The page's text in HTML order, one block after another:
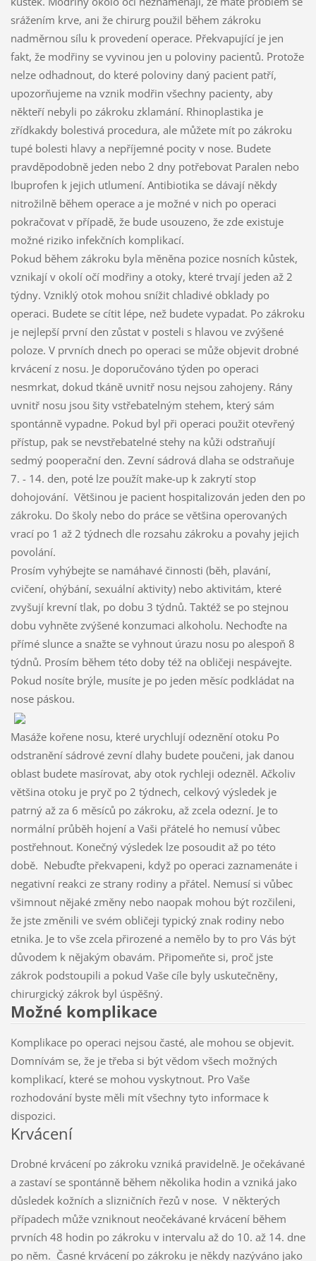
srážením krve, ani že chirurg použil během zákroku
nadměrnou sílu k provedení operace. Překvapující je jen
fakt, že modřiny se vyvinou jen u poloviny pacientů. Protože
nelze odhadnout, do které poloviny daný pacient patří,
upozorňujeme na vznik modřin všechny pacienty, aby
někteří nebyli po zákroku zklamání. Rhinoplastika je
zřídkakdy bolestivá procedura, ale můžete mít po zákroku
tupé bolesti hlavy a nepříjemné pocity v nose. Budete
pravděpodobně jeden nebo 2 dny potřebovat Paralen nebo
Ibuprofen k jejich utlumení. Antibiotika se dávají někdy
nitrožilně během operace a je možné v nich po operaci
pokračovat v případě, že bude usouzeno, že zde existuje
možné riziko infekčních komplikací.
Pokud během zákroku byla měněna pozice nosních kůstek,
vznikají v okolí očí modřiny a otoky, které trvají jeden až 2
týdny. Vzniklý otok mohou snížit chladivé obklady po
operaci. Budete se cítit lépe, než budete vypadat. Po zákroku
je nejlepší první den zůstat v posteli s hlavou ve zvýšené
poloze. V prvních dnech po operaci se může objevit drobné
krvácení z nosu. Je doporučováno týden po operaci
nesmrkat, dokud tkáně uvnitř nosu nejsou zahojeny. Rány
uvnitř nosu jsou šity vstřebatelným stehem, který sám
spontánně vypadne. Pokud byl při operaci použit otevřený
přístup, pak se nevstřebatelné stehy na kůži odstraňují
sedmý pooperační den. Zevní sádrová dlaha se odstraňuje
7. - 14. den, poté lze použít make-up k zakrytí stop
dohojování. Většinou je pacient hospitalizován jeden den po
zákroku. Do školy nebo do práce se většina operovaných
vrací po 1 až 2 týdnech dle rozsahu zákroku a povahy jejich
povolání.
Prosím vyhýbejte se namáhavé činnosti (běh, plavání,
cvičení, ohýbání, sexuální aktivity) nebo aktivitám, které
zvyšují krevní tlak, po dobu 3 týdnů. Taktéž se po stejnou
dobu vyhněte zvýšené konzumaci alkoholu. Nechoďte na
přímé slunce a snažte se vyhnout úrazu nosu po alespoň 8
týdnů. Prosím během této doby též na obličeji nespávejte.
Pokud nosíte brýle, musíte je po jeden měsíc podkládat na
nose páskou.
Masáže kořene nosu, které urychlují odeznění otoku Po
odstranění sádrové zevní dlahy budete poučeni, jak danou
oblast budete masírovat, aby otok rychleji odezněl. Ačkoliv
většina otoku je pryč po 2 týdnech, celkový výsledek je
patrný až za 6 měsíců po zákroku, až zcela odezní. Je to
normální průběh hojení a Vaši přátelé ho nemusí vůbec
postřehnout. Konečný výsledek lze posoudit až po této
době. Nebuďte překvapeni, když po operaci zaznamenáte i
negativní reakci ze strany rodiny a přátel. Nemusí si vůbec
všimnout nějaké změny nebo naopak mohou být rozčileni,
že jste změnili ve svém obličeji typický znak rodiny nebo
etnika. Je to vše zcela přirozené a nemělo by to pro Vás být
důvodem k nějakým obavám. Připomeňte si, proč jste
zákrok podstoupili a pokud Vaše cíle byly uskutečněny,
chirurgický zákrok byl úspěšný.
Možné komplikace
Komplikace po operaci nejsou časté, ale mohou se objevit.
Domnívám se, že je třeba si být vědom všech možných
komplikací, které se mohou vyskytnout. Pro Vaše
rozhodování byste měli mít všechny tyto informace k
dispozici.
Krvácení
Drobné krvácení po zákroku vzniká pravidelně. Je očekávané
a zastaví se spontánně během několika hodin a vzniká jako
důsledek kožních a slizničních řezů v nose. V některých
případech může vzniknout neočekávané krvácení během
prvních 48 hodin po zákroku v intervalu až do 10. až 14. dne
po něm. Časné krvácení po zákroku je někdy nazýváno jako